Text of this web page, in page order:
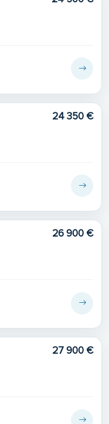
24 350 €
26 900 €
27 900 €